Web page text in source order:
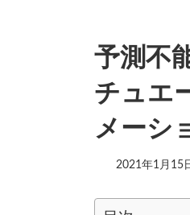
予測不
チュエ
メーシ
2021年1月15